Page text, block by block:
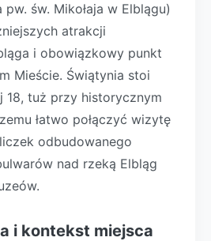
św. Mikołaja w Elblągu)
atrakcji
i obowiązkowy punkt
Mieście. Świątynia stoi
18, tuż przy historycznym
łatwo połączyć wizytę
odbudowanego
nad rzeką Elbląg
i kontekst miejsca